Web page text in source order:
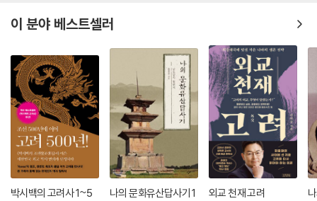
이 분야 베스트셀러
박시백의 고려사 1~5
나의 문화유산답사기 1 외교 천재 고려